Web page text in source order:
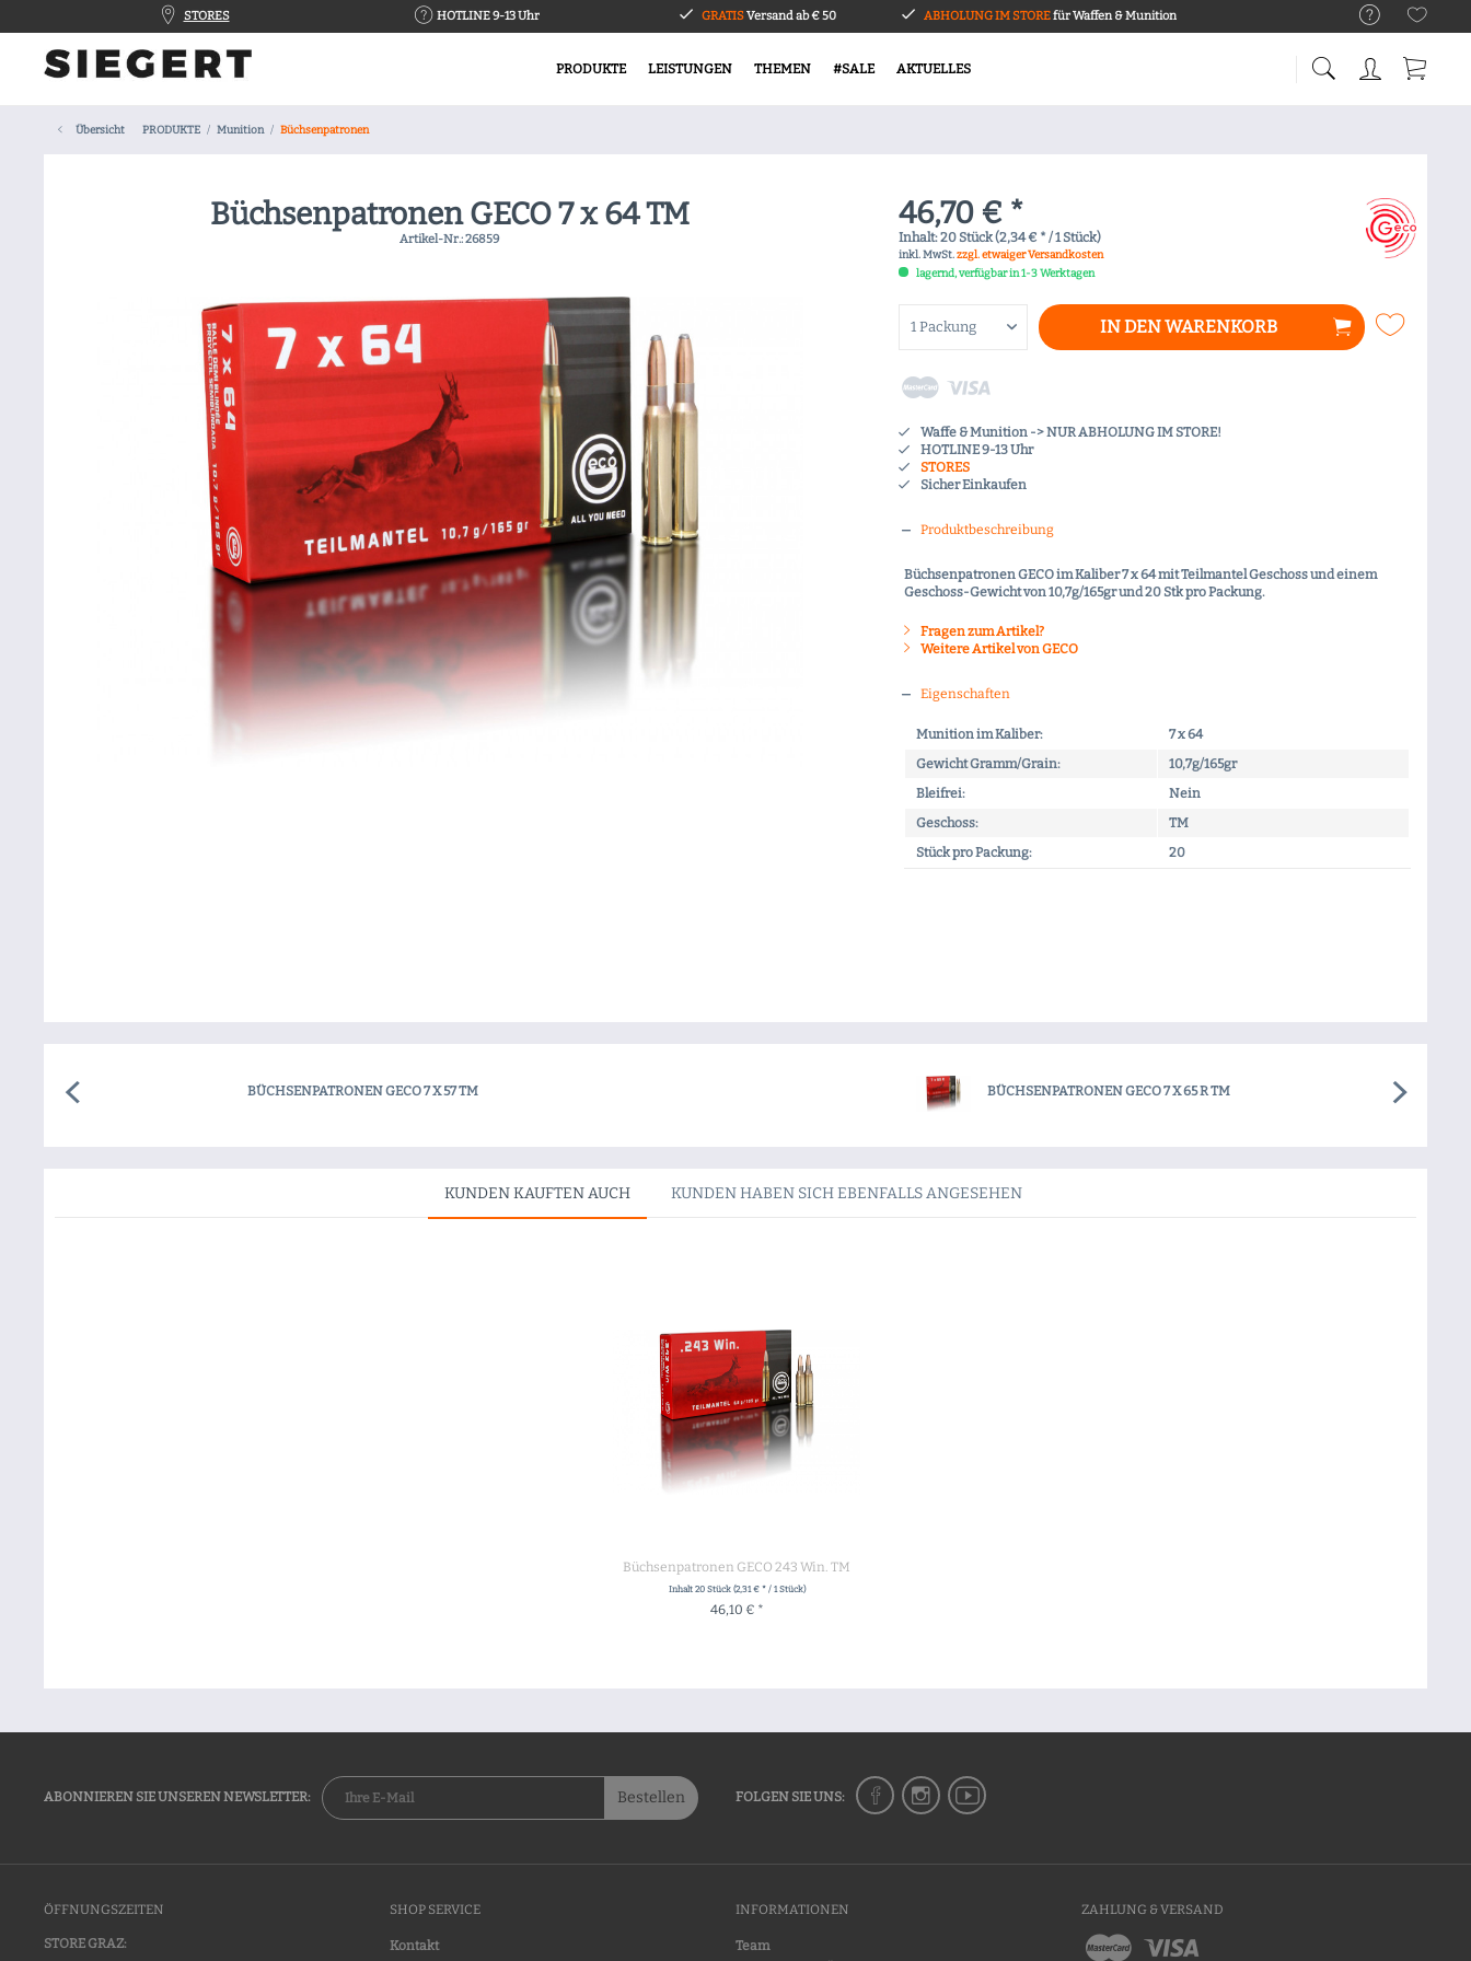
STORES HOTLINE 9-13 Uhr GRATISVersand ab € 50 ABHOLUNG IM STOREfür Waffen & Munition
PRODUKTE LEISTUNGEN THEMEN #SALE AKTUELLES
Übersicht PRODUKTE Munition Büchsenpatronen
Büchsenpatronen GECO 7 x 64 TM
Artikel-Nr.:26859
46,70 € *
Inhalt:20 Stück (2,34 € * / 1 Stück)
inkl. MwSt.zzgl. etwaiger Versandkosten
lagernd, verfügbar in 1-3 Werktagen
IN DENWARENKORB
Waffe & Munition -> NUR ABHOLUNG IM STORE!
HOTLINE 9-13 Uhr
STORES
Sicher Einkaufen
Produktbeschreibung
Büchsenpatronen GECO im Kaliber 7 x 64 mit Teilmantel Geschoss und einem
Geschoss-Gewicht von 10,7g/165gr und 20 Stk pro Packung.
Fragen zum Artikel?
Weitere Artikel von GECO
Eigenschaften
Munition im Kaliber:
7 x 64
Gewicht Gramm/Grain:
10,7g/165gr
Bleifrei:
Nein
Geschoss:
TM
Stück pro Packung:
20
BÜCHSENPATRONEN GECO 7 X 57 TM BÜCHSENPATRONEN GECO 7 X 65 R TM
KUNDEN KAUFTEN AUCH KUNDEN HABEN SICH EBENFALLS ANGESEHEN
Büchsenpatronen GECO 243 Win. TM
Inhalt 20 Stück (2,31 € * / 1 Stück)
46,10 € *
ABONNIEREN SIE UNSEREN NEWSLETTER: Bestellen FOLGEN SIE UNS:
ÖFFNUNGSZEITEN
STORE GRAZ:
SHOP SERVICE
Kontakt
INFORMATIONEN
Team
ZAHLUNG & VERSAND